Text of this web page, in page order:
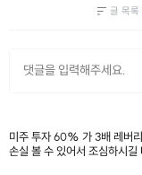
글 목록
미주 투자 60% 가 3배 레버
손실 볼 수 있어서 조심하시길